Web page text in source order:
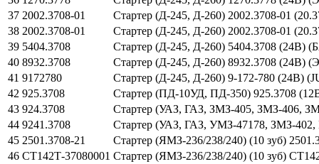
37 2002.3708-01
Стартер (Д-245, Д-260) 2002.3708-01
38 2002.3708-01
Стартер (Д-245, Д-260) 2002.3708-01
39 5404.3708
Стартер (Д-245, Д-260) 5404.3708 (24В)
40 8932.3708
Стартер (Д-245, Д-260) 8932.3708 (24В)
41 9172780
Стартер (Д-245, Д-260) 9-172-780 (24В)
42 925.3708
Стартер (ПД-10УД, ПД-350) 925.3708
43 924.3708
Стартер (УАЗ, ГАЗ, ЗМЗ-405, ЗМЗ-406,
44 9241.3708
Стартер (УАЗ, ГАЗ, УМЗ-47178, ЗМЗ-
45 2501.3708-21
Стартер (ЯМЗ-236/238/240) (10 зуб)
46 СТ142Т-37080001 Стартер (ЯМЗ-236/238/240) (10 зуб)